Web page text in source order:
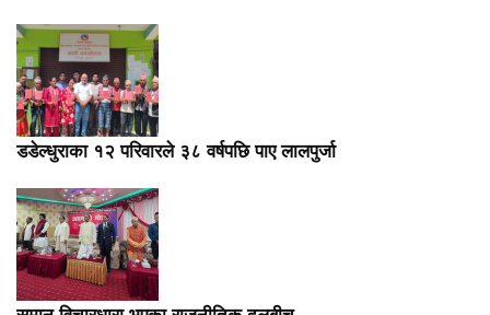
डडेल्धुराका १२ परिवारले ३८ वर्षपछि पाए लालपुर्जा